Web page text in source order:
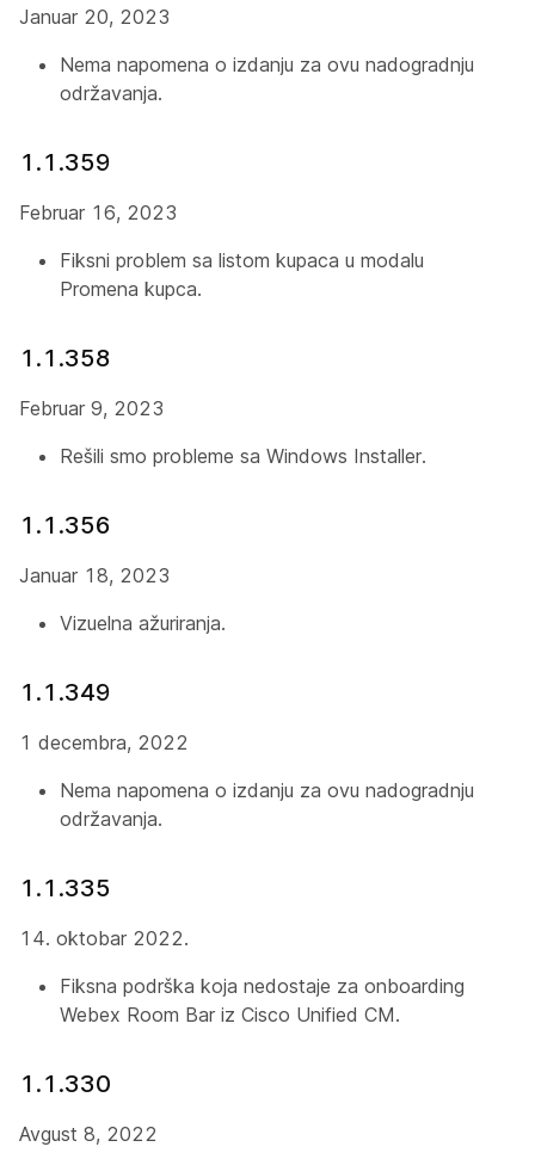
Januar 20, 2023
Nema napomena o izdanju za ovu nadogradnju
održavanja.
1.1.359
Februar 16, 2023
Fiksni problem sa listom kupaca u modalu
Promena kupca.
1.1.358
Februar 9, 2023
Rešili smo probleme sa Windows Installer.
1.1.356
Januar 18, 2023
Vizuelna ažuriranja.
1.1.349
1 decembra, 2022
Nema napomena o izdanju za ovu nadogradnju
održavanja.
1.1.335
14. oktobar 2022.
Fiksna podrška koja nedostaje za onboarding
Webex Room Bar iz Cisco Unified CM.
1.1.330
Avgust 8, 2022